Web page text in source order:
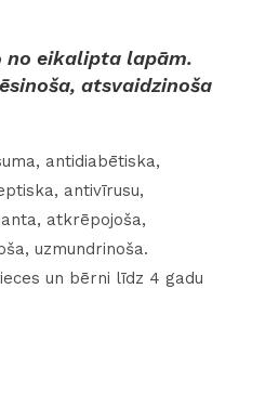
eikalipta lapām.
atsvaidzinoša
antidiabētiska,
antivīrusu,
atkrēpojoša,
uzmundrinoša.
un bērni līdz 4 gadu